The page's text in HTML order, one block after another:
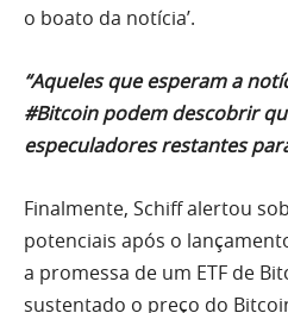
o boato da notícia’.
“Aqueles que esperam a
#Bitcoin podem descobrir
especuladores restantes
Finalmente, Schiff alertou
potenciais após o
a promessa de um ETF de
sustentado o preço do